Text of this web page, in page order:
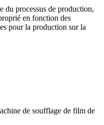
du processus de production,
en fonction des
pour la production sur la
de soufflage de film de